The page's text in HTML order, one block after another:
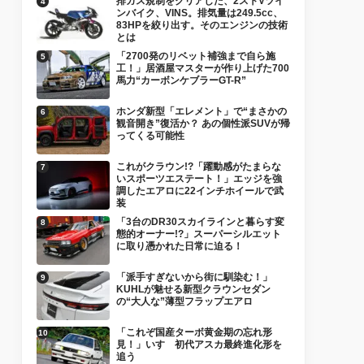
ンバイク、VINS。排気量は249.5cc、
83HPを絞り出す。そのエンジンの技術
とは
「2700発のリベット補強まで自ら施
工！」居酒屋マスターが作り上げた700
馬力“カーボンケブラーGT-R”
ホンダ新型「エレメント」で“まさかの
観音開き”復活か？ あの個性派SUVが帰
ってくる可能性
これがクラウン!?「躍動感がたまらな
いスポーツエステート！」エッジを強
調したエアロに22インチホイールで武
装
「3台のDR30スカイラインと暮らす変
態的オーナー!?」スーパーシルエット
に取り憑かれた日常に迫る！
「派手すぎないから街に馴染む！」
KUHLが魅せる新型クラウンセダン
の“大人な”薄型フラップエアロ
「これぞ国産ターボ黄金期の忘れ形
見！」いすゞ初代アスカ最終進化形を
追う